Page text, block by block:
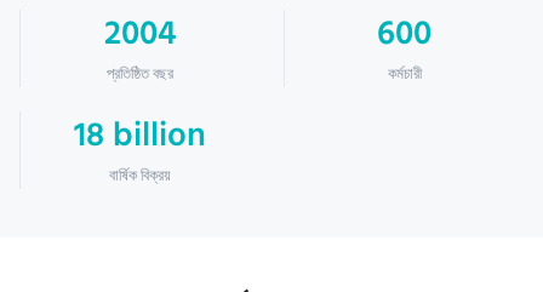
2004
প্রতিষ্ঠিত বছর
600
কর্মচারী
18 billion
বার্ষিক বিক্রয়